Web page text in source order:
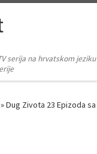
serija na hrvatskom
»Dug Zivota 23 Epizoda